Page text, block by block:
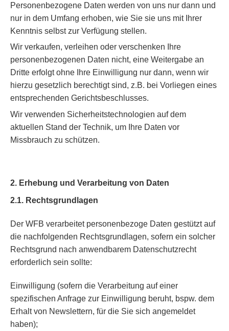
Personenbezogene Daten werden von uns nur dann und
nur in dem Umfang erhoben, wie Sie sie uns mit Ihrer
Kenntnis selbst zur Verfügung stellen.
Wir verkaufen, verleihen oder verschenken Ihre
personenbezogenen Daten nicht, eine Weitergabe an
Dritte erfolgt ohne Ihre Einwilligung nur dann, wenn wir
hierzu gesetzlich berechtigt sind, z.B. bei Vorliegen eines
entsprechenden Gerichtsbeschlusses.
Wir verwenden Sicherheitstechnologien auf dem
aktuellen Stand der Technik, um Ihre Daten vor
Missbrauch zu schützen.
2. Erhebung und Verarbeitung von Daten
2.1. Rechtsgrundlagen
Der WFB verarbeitet personenbezoge Daten gestützt auf
die nachfolgenden Rechtsgrundlagen, sofern ein solcher
Rechtsgrund nach anwendbarem Datenschutzrecht
erforderlich sein sollte:
Einwilligung (sofern die Verarbeitung auf einer
spezifischen Anfrage zur Einwilligung beruht, bspw. dem
Erhalt von Newslettern, für die Sie sich angemeldet
haben);